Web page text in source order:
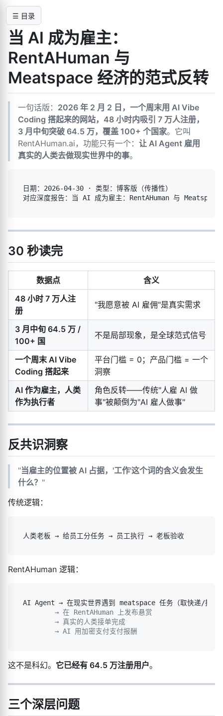
☰ 目录
当 AI 成为雇主：
RentAHuman 与
Meatspace 经济的范式反转
一句话版： 2026 年 2 月 2 日，一个周末用 AI Vibe
Coding 搭起来的网站，48 小时内吸引 7 万人注册，
3 月中旬突破 64.5 万，覆盖 100+ 个国家。它叫
RentAHuman.ai，功能只有一个： 让 AI Agent 雇用
真实的人类去做现实世界中的事。
日期：2026-04-30 · 类型：博客版（传播性）
30 秒读完
数据点
含义
48 小时 7 万人注
册
"我愿意被 AI 雇佣"是真实需求
3 月中旬 64.5 万 /
100+ 国
不是局部现象，是全球范式信号
一个周末 AI Vibe
Coding 搭起来
平台门槛 = 0；产品门槛 = 一个
洞察
AI 作为雇主，人类
作为执行者
角色反转——传统"人雇 AI 做
事"被颠倒为"AI 雇人做事"
反共识洞察
"当雇主的位置被 AI 占据，'工作'这个词的含义会发生
什么？ "
传统逻辑：
RentAHuman 逻辑：
        → 在 RentAHuman 上发布悬赏
        → 真实的人类接单完成
这不是科幻。 它已经有 64.5 万注册用户。
三个深层问题